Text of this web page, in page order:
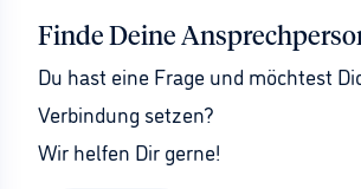
Finde Deine
Du hast eine Frage und möchtest
Verbindung setzen?
Wir helfen Dir gerne!